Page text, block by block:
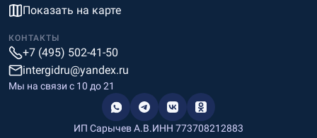
Показать на карте
КОНТАКТЫ
+7 (495) 502-41-50
intergidru@yandex.ru
Мы на связи c 10 до 21
ИП Сарычев А.В.ИНН 773708212883